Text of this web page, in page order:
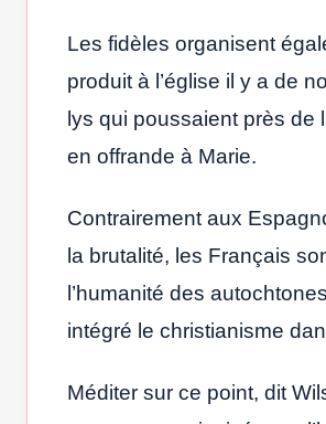
Les fidèles organisent
produit à l’église il y a de
lys qui poussaient près de
en offrande à Marie.
Contrairement aux
la brutalité, les Français
l’humanité des
intégré le christianisme
Méditer sur ce point, dit